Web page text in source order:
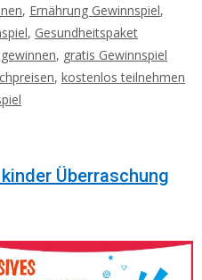
, Ernährung Gewinnspiel,
, Gesundheitspaket
, gratis Gewinnspiel
, kostenlos teilnehmen
Überraschung